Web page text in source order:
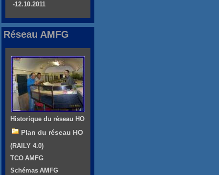
-12.10.2011
Réseau AMFG
Historique du réseau HO
Plan du réseau HO
(RAILY 4.0)
TCO AMFG
Schémas AMFG